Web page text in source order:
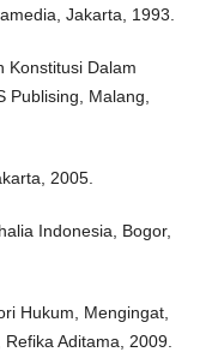
Jakarta, 1993.
Konstitusi Dalam
Publising, Malang,
2005.
Indonesia, Bogor,
Hukum, Mengingat,
Aditama, 2009.